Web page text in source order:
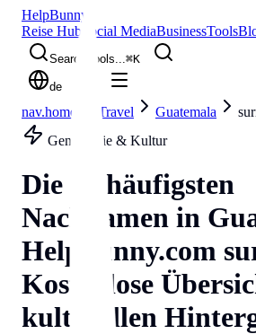
HelpBunny
Reise Hub Social MediaBusinessTools
Search tools...⌘K
de
nav.home Travel Guatemala
Genealogie & Kultur
Die 50 häufigsten
Nachnamen in
Helpbunny.com
Kostenlose
kulturellen